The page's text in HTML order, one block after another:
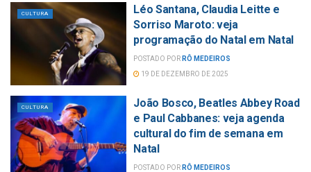
CULTURA
Léo Santana, Claudia Leitte e
Sorriso Maroto: veja
programação do Natal em Natal
POSTADO POR RÔ MEDEIROS
19 DE DEZEMBRO DE 2025
CULTURA
João Bosco, Beatles Abbey Road
e Paul Cabbanes: veja agenda
cultural do fim de semana em
Natal
POSTADO POR RÔ MEDEIROS